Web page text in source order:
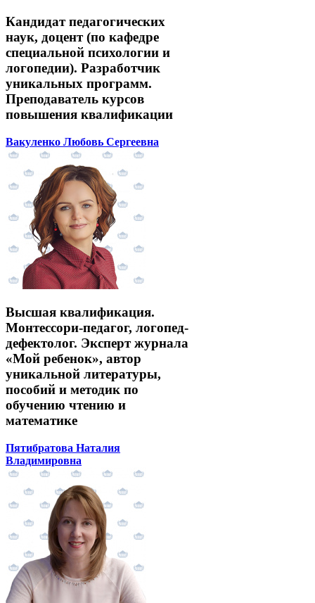
Кандидат педагогических
наук, доцент (по кафедре
специальной психологии и
логопедии). Разработчик
уникальных программ.
Преподаватель курсов
повышения квалификации
Вакуленко Любовь Сергеевна
Высшая квалификация.
Монтессори-педагог, логопед-
дефектолог. Эксперт журнала
«Мой ребенок», автор
уникальной литературы,
пособий и методик по
обучению чтению и
математике
Пятибратова Наталия
Владимировна